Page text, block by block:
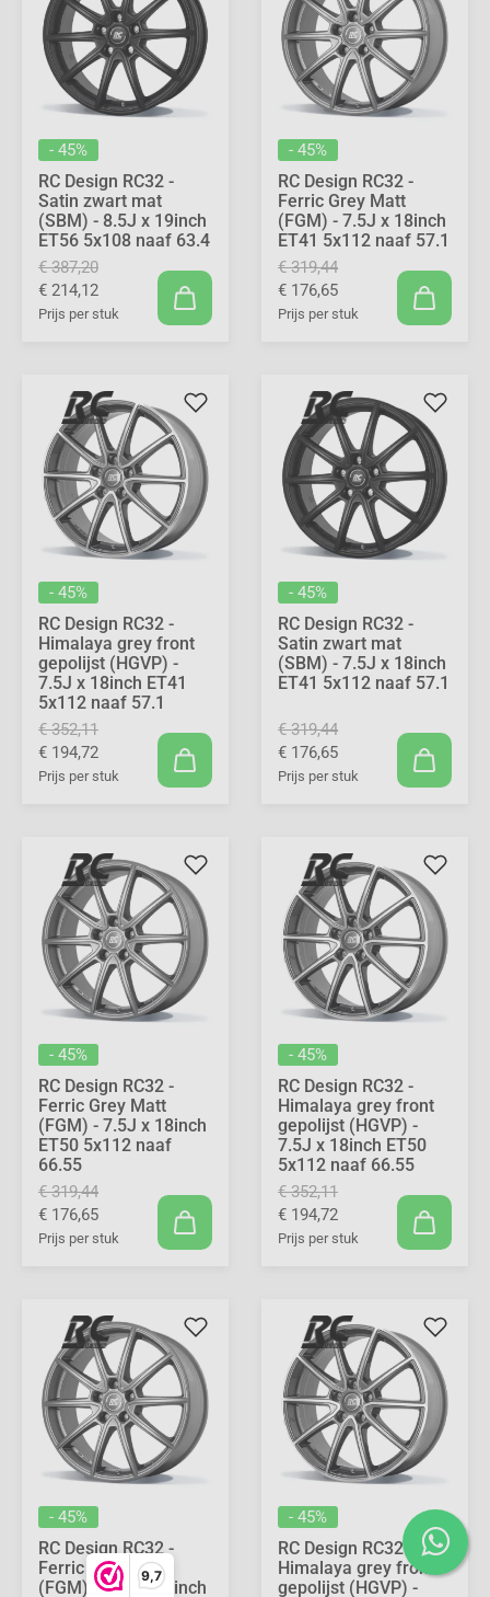
9,7
- 45%
RC Design RC32 -
Satin zwart mat
(SBM) - 8.5J x 19inch
ET56 5x108 naaf 63.4
€ 387,20
€ 214,12
Prijs per stuk
- 45%
RC Design RC32 -
Ferric Grey Matt
(FGM) - 7.5J x 18inch
ET41 5x112 naaf 57.1
€ 319,44
€ 176,65
Prijs per stuk
- 45%
RC Design RC32 -
Himalaya grey front
gepolijst (HGVP) -
7.5J x 18inch ET41
5x112 naaf 57.1
€ 352,11
€ 194,72
Prijs per stuk
- 45%
RC Design RC32 -
Satin zwart mat
(SBM) - 7.5J x 18inch
ET41 5x112 naaf 57.1
€ 319,44
€ 176,65
Prijs per stuk
- 45%
RC Design RC32 -
Ferric Grey Matt
(FGM) - 7.5J x 18inch
ET50 5x112 naaf
66.55
€ 319,44
€ 176,65
Prijs per stuk
- 45%
RC Design RC32 -
Himalaya grey front
gepolijst (HGVP) -
7.5J x 18inch ET50
5x112 naaf 66.55
€ 352,11
€ 194,72
Prijs per stuk
- 45%
RC Design RC32 -
Ferric Grey Matt
(FGM) - 7.5J x 18inch
- 45%
RC Design RC32 -
Himalaya grey front
gepolijst (HGVP) -